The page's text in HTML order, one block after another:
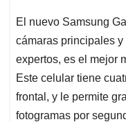
El nuevo Samsung
cámaras principales
expertos, es el mejor
Este celular tiene
frontal, y le permite
fotogramas por